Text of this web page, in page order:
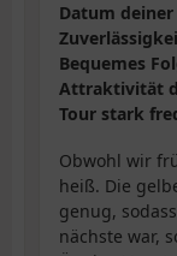
Datum deiner
Bequemes
Attraktivität
Tour stark
Obwohl wir
heiß. Die
genug,
nächste war,